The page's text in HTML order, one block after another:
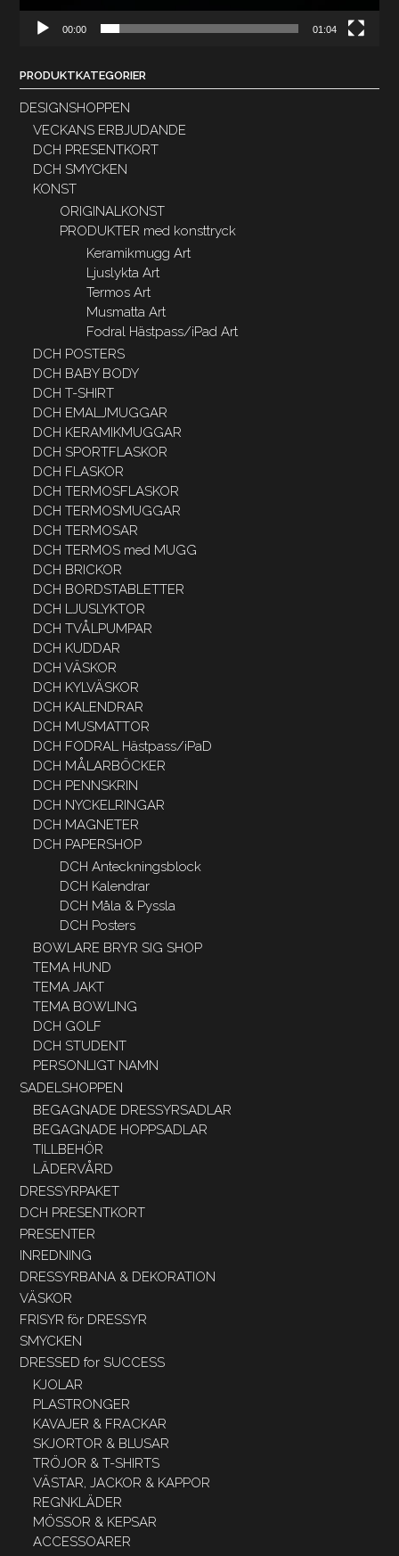
00:00 01:04
PRODUKTKATEGORIER
DESIGNSHOPPEN
VECKANS ERBJUDANDE
DCH PRESENTKORT
DCH SMYCKEN
KONST
ORIGINALKONST
PRODUKTER med konsttryck
Keramikmugg Art
Ljuslykta Art
Termos Art
Musmatta Art
Fodral Hästpass/iPad Art
DCH POSTERS
DCH BABY BODY
DCH T-SHIRT
DCH EMALJMUGGAR
DCH KERAMIKMUGGAR
DCH SPORTFLASKOR
DCH FLASKOR
DCH TERMOSFLASKOR
DCH TERMOSMUGGAR
DCH TERMOSAR
DCH TERMOS med MUGG
DCH BRICKOR
DCH BORDSTABLETTER
DCH LJUSLYKTOR
DCH TVÅLPUMPAR
DCH KUDDAR
DCH VÄSKOR
DCH KYLVÄSKOR
DCH KALENDRAR
DCH MUSMATTOR
DCH FODRAL Hästpass/iPaD
DCH MÅLARBÖCKER
DCH PENNSKRIN
DCH NYCKELRINGAR
DCH MAGNETER
DCH PAPERSHOP
DCH Anteckningsblock
DCH Kalendrar
DCH Måla & Pyssla
DCH Posters
BOWLARE BRYR SIG SHOP
TEMA HUND
TEMA JAKT
TEMA BOWLING
DCH GOLF
DCH STUDENT
PERSONLIGT NAMN
SADELSHOPPEN
BEGAGNADE DRESSYRSADLAR
BEGAGNADE HOPPSADLAR
TILLBEHÖR
LÄDERVÅRD
DRESSYRPAKET
DCH PRESENTKORT
PRESENTER
INREDNING
DRESSYRBANA & DEKORATION
VÄSKOR
FRISYR för DRESSYR
SMYCKEN
DRESSED for SUCCESS
KJOLAR
PLASTRONGER
KAVAJER & FRACKAR
SKJORTOR & BLUSAR
TRÖJOR & T-SHIRTS
VÄSTAR, JACKOR & KAPPOR
REGNKLÄDER
MÖSSOR & KEPSAR
ACCESSOARER